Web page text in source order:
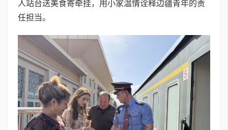
人站台送美食寄牵挂，用小家温情诠释边疆青年的责
任担当。